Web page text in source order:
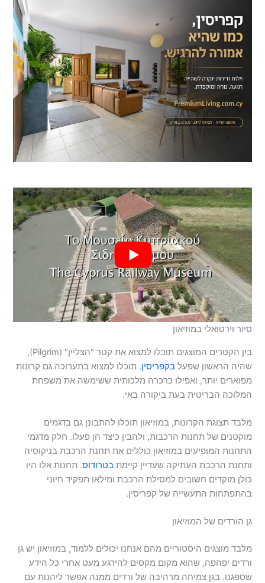
סיור וירטואלי במוזיאון
בין הקטרים המוצגים תוכלו למצוא את קטר "הצליין" (Pilgrim),
שהיה הראשון שפעלבקפריסין. תוכלו למצוא בתערוכה גם קרונות
מפוארים יותר, ואפילו כרכרה מלכותית ששימשה את משפחת
המלוכה הבריטית בעת ביקורה באי.
מלבד תצוגת הקרונות, במוזיאון תוכלו להתבונן גם בדגמים
מוקטנים של תחנות הרכבות, ולהבין כיצד הן פעלו. חלק מדגמי
התחנות המופיעים במוזיאון כוללים את תחנת הרכבת בניקוסיה
ותחנת הרכבת העתיקה שעדיין קיימתבטרודוס. תחנות אלו היו
כולן מוקדים חשובים למסילת הרכבת ומילאו תפקיד חיוני
בהתפתחות התעשייה של קפריסין.
גן הורדים של המוזיאון
מלבד מוצגים היסטוריים מהם אנחנו יכולים ללמוד, במוזיאון יש גן
ורדים יפהפה, שהוא מקום מקסים להירגע מעט אחרי כל הידע
שספגנו. בגן צמיחה מרהיבה של ורדים ממנה אפשר ליהנות עם